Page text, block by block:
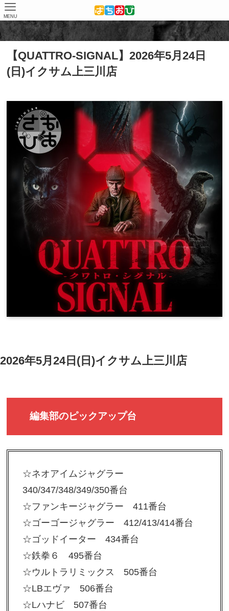
MENU
ホーム 取材結果 QUATTRO-SIGNAL
【QUATTRO-SIGNAL】2026年5月24日
(日)イクサム上三川店
2026年5月24日(日)イクサム上三川店
編集部のピックアップ台
☆ネオアイムジャグラー
340/347/348/349/350番台
☆ファンキージャグラー 411番台
☆ゴーゴージャグラー 412/413/414番台
☆ゴッドイーター 434番台
☆鉄拳６ 495番台
☆ウルトラリミックス 505番台
☆LBエヴァ 506番台
☆Lハナビ 507番台